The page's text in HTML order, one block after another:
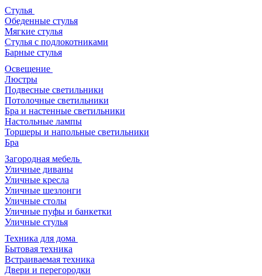
Стулья
Обеденные стулья
Мягкие стулья
Стулья с подлокотниками
Барные стулья
Освещение
Люстры
Подвесные светильники
Потолочные светильники
Бра и настенные светильники
Настольные лампы
Торшеры и напольные светильники
Бра
Загородная мебель
Уличные диваны
Уличные кресла
Уличные шезлонги
Уличные столы
Уличные пуфы и банкетки
Уличные стулья
Техника для дома
Бытовая техника
Встраиваемая техника
Двери и перегородки